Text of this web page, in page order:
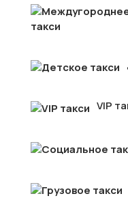
VIP